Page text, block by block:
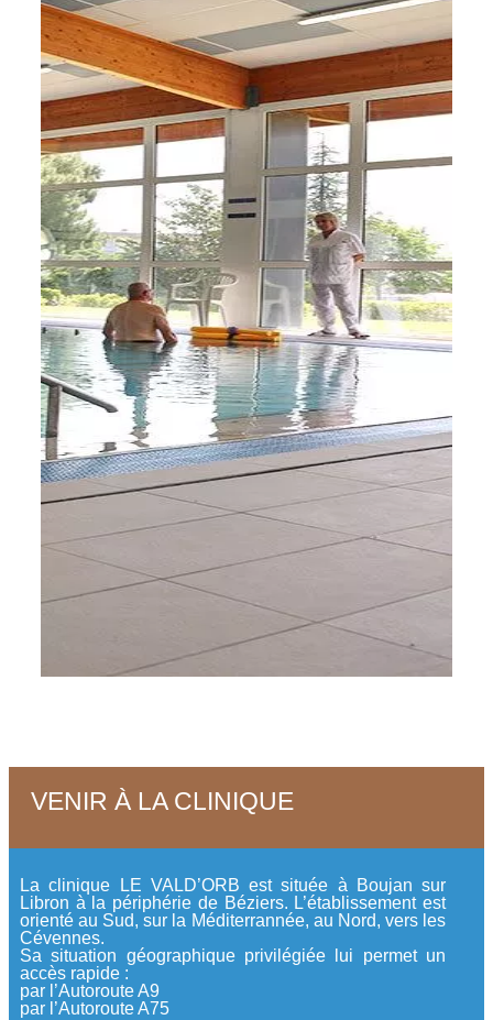
VENIR À LA CLINIQUE
La clinique LE VALD’ORB est située à Boujan sur
Libron à la périphérie de Béziers. L’établissement est
orienté au Sud, sur la Méditerrannée, au Nord, vers les
Cévennes.
Sa situation géographique privilégiée lui permet un
accès rapide :
par l’Autoroute A9
par l’Autoroute A75